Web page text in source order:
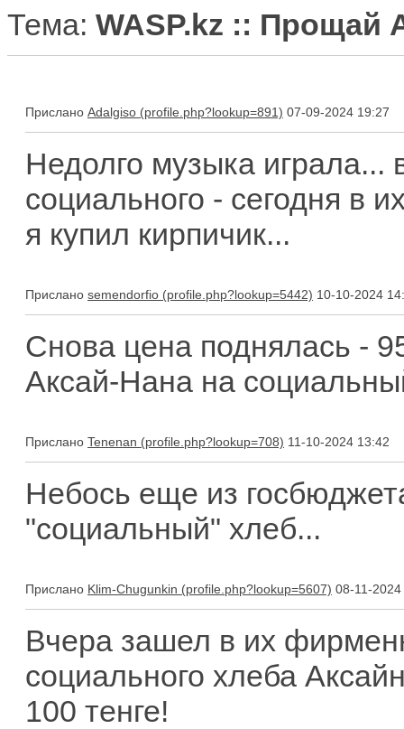
Тема: WASP.kz :: Прощай
Прислано Adalgiso 07-09-2024 19:27
Недолго музыка играла...
социального - сегодня в
я купил кирпичик...
Прислано semendorfio 10-10-2024
Снова цена поднялась -
Аксай-Нана на
Прислано Tenenan 11-10-2024 13:42
Небось еще из
"социальный" хлеб...
Прислано Klim-Chugunkin 08-11-2024
Вчера зашел в их
социального хлеба
100 тенге!